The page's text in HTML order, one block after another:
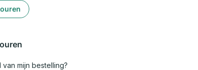
mijn bestelling?